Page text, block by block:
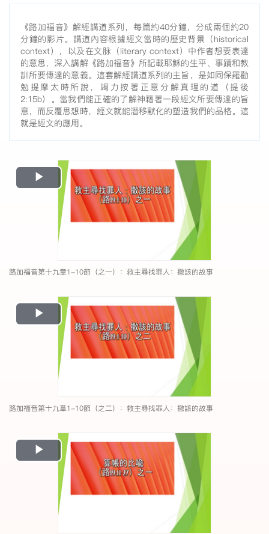
《路加福音》解經講道系列，每篇約40分鐘，分成兩個約20
分鐘的影片。講道內容根據經文當時的歷史背景（historical
context），以及在文脉（literary context）中作者想要表達
的意思，深入講解《路加福音》所記載耶穌的生平、事蹟和教
訓所要傳達的意義。這套解經講道系列的主旨，是如同保羅勸
勉提摩太時所說，竭力按著正意分解真理的道（提後
2:15b）。當我們能正確的了解神藉著一段經文所要傳達的旨
意，而反覆思想時，經文就能潛移默化的塑造我們的品格。這
就是經文的應用。
Play
Video
路加福音第十九章1-10節（之一）：救主尋找罪人：撒該的故事
Play
Video
路加福音第十九章1-10節（之二）：救主尋找罪人：撒該的故事
Play
Video